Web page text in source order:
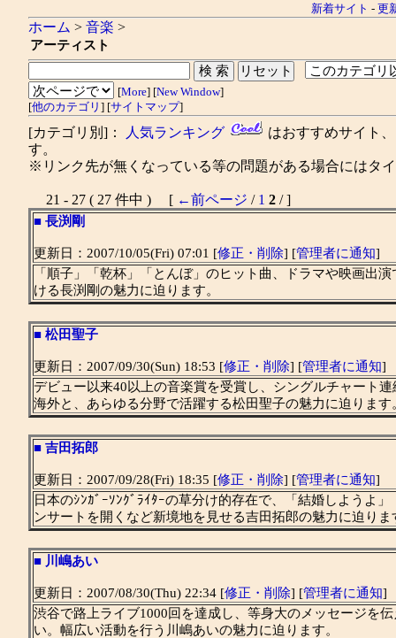
新着サイト - 更
ホーム > 音楽 >
アーティスト
[More] [New Window]
[他のカテゴリ ] [サイトマップ]
[カテゴリ別]： 人気ランキング
はおすすめサイト
す。
※リンク先が無くなっている等の問題がある場合にはタ
21 - 27 ( 27 件中 ) [ ←前ページ / 1 2 / ]
■ 長渕剛
更新日：2007/10/05(Fri) 07:01 [修正・削除] [管理者に通知]
「順子」「乾杯」「とんぼ」のヒット曲、ドラマや映画出
ける長渕剛の魅力に迫ります。
■ 松田聖子
更新日：2007/09/30(Sun) 18:53 [修正・削除] [管理者に通知]
デビュー以来40以上の音楽賞を受賞し、シングルチャート
海外と、あらゆる分野で活躍する松田聖子の魅力に迫ります
■ 吉田拓郎
更新日：2007/09/28(Fri) 18:35 [修正・削除] [管理者に通知]
日本のｼﾝｶﾞｰｿﾝｸﾞﾗｲﾀｰの草分け的存在で、「結婚しようよ
ンサートを開くなど新境地を見せる吉田拓郎の魅力に迫りま
■ 川嶋あい
更新日：2007/08/30(Thu) 22:34 [修正・削除] [管理者に通知]
渋谷で路上ライブ1000回を達成し、等身大のメッセージを
い。幅広い活動を行う川嶋あいの魅力に迫ります。